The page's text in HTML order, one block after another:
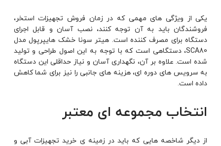
یکی از ویژگی های مهمی که در زمان فروش تجهیزات استخر،
فروشندگان باید به آن توجه کنند، نصب آسان و قابل اجرای
دستگاه برای مصرف کننده است. هیتر سونا خشک هایپرپول مدل
SCA80، دستگاهی است که با توجه به این اصول طراحی و تولید
شده است. علاوه بر آن، نگهداری آسان و نیاز حداقلی این دستگاه
به سرویس های دوره ای، هزینه های جانبی را نیز برای شما کاهش
داده است.
انتخاب مجموعه ای معتبر
از دیگر شاخصه هایی که باید در زمینه ی خرید تجهیزات آبی و